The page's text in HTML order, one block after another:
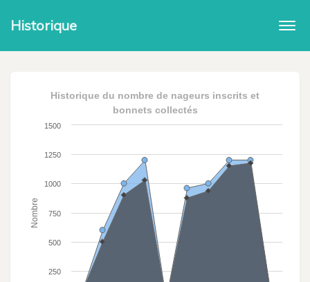
Historique
Nombre
Historique du nombre de nageurs inscrits et
bonnets collectés
250
500
750
1000
1250
1500